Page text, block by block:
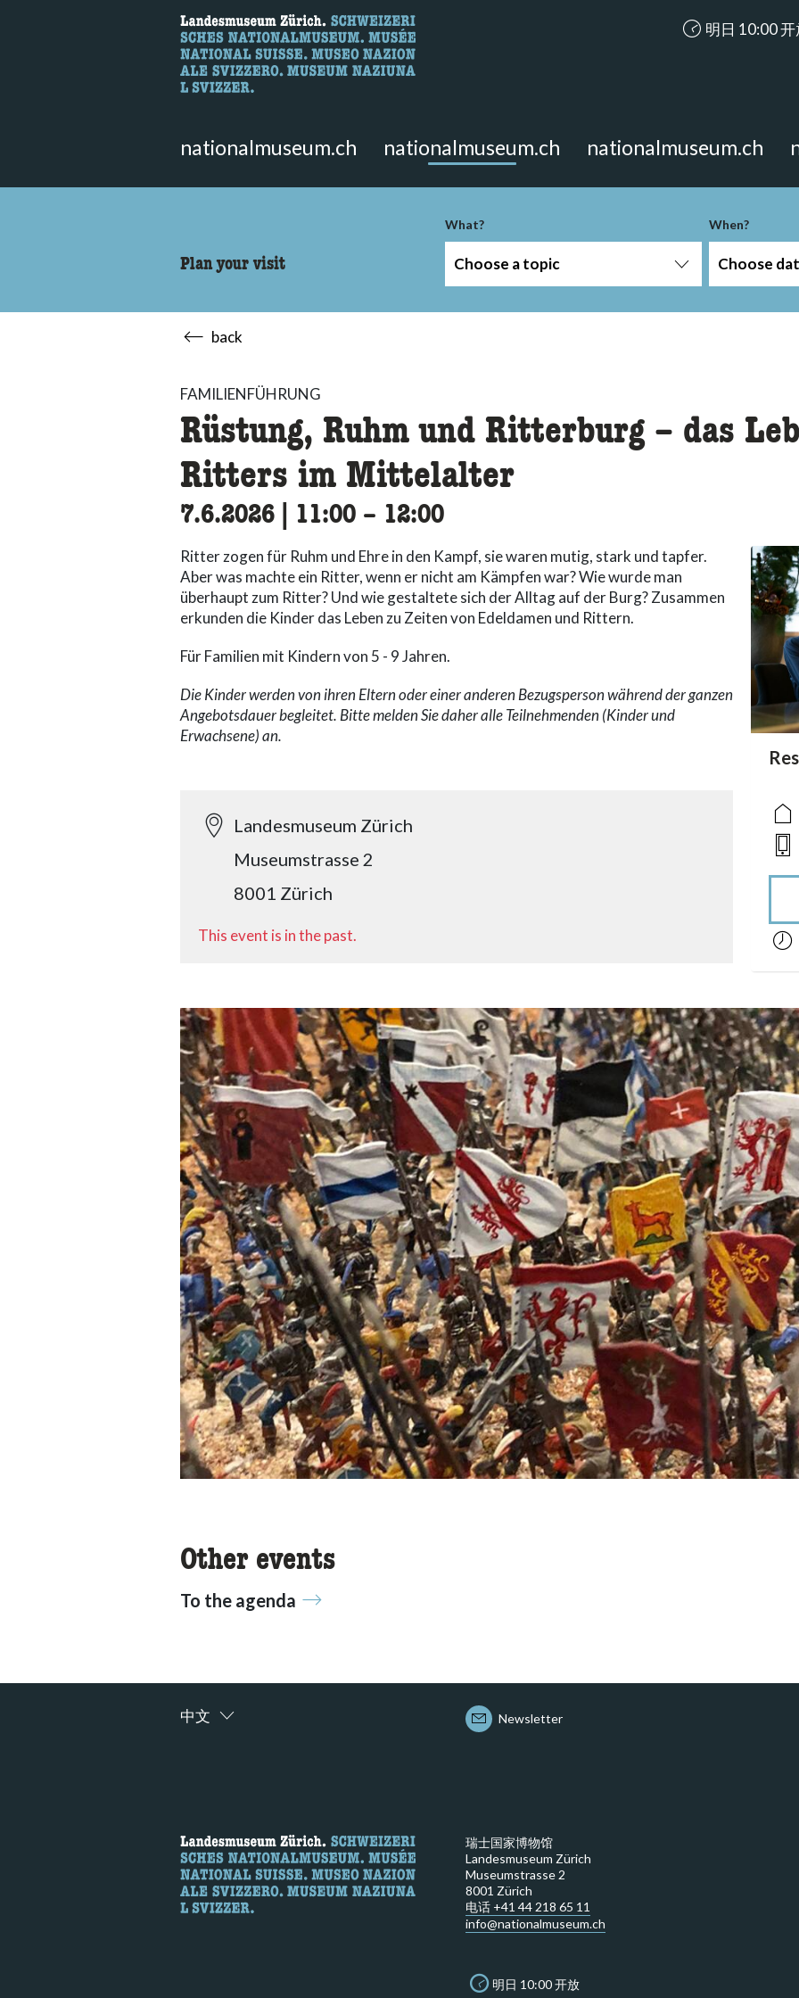
Here you can search for content on the page.
明日 10:00
nationalmuseum.ch nationalmuseum.ch nationalmuseum.ch
Plan your visit
What?
Choose a topic
When?
Choose
back
FAMILIENFÜHRUNG
Rüstung, Ruhm und Ritterburg – das
Ritters im Mittelalter
7.6.2026 11:00 accessibility.time_to
– 12:00
Ritter zogen für Ruhm und Ehre in den Kampf, sie waren mutig, stark und tapfer.
Aber was machte ein Ritter, wenn er nicht am Kämpfen war? Wie wurde man
überhaupt zum Ritter? Und wie gestaltete sich der Alltag auf der Burg? Zusammen
erkunden die Kinder das Leben zu Zeiten von Edeldamen und Rittern.
Für Familien mit Kindern von 5 - 9 Jahren.
Die Kinder werden von ihren Eltern oder einer anderen Bezugsperson während der ganzen
Angebotsdauer begleitet. Bitte melden Sie daher alle Teilnehmenden (Kinder und
Erwachsene) an.
Landesmuseum Zürich
Museumstrasse 2
8001 Zürich
This event is in the past.
Other events
To the agenda
中文 Newsletter
瑞士国家博物馆
Landesmuseum Zürich
Museumstrasse 2
8001 Zürich
电话 +41 44 218 65 11
info@nationalmuseum.ch
明日 10:00 开放